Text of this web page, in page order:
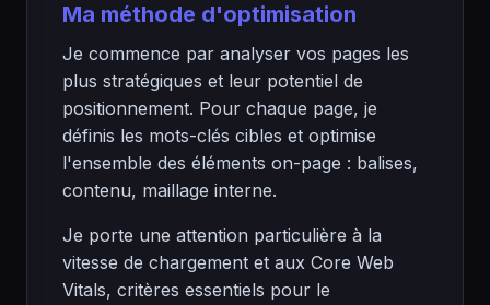
Ma méthode d'optimisation
Je commence par analyser vos pages les
plus stratégiques et leur potentiel de
positionnement. Pour chaque page, je
définis les mots-clés cibles et optimise
l'ensemble des éléments on-page : balises,
contenu, maillage interne.
Je porte une attention particulière à la
vitesse de chargement et aux Core Web
Vitals, critères essentiels pour le